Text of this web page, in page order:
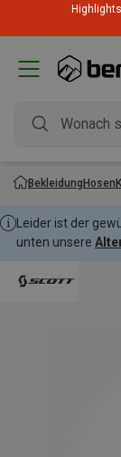
BekleidungHosen
Leider ist der
unten unsere